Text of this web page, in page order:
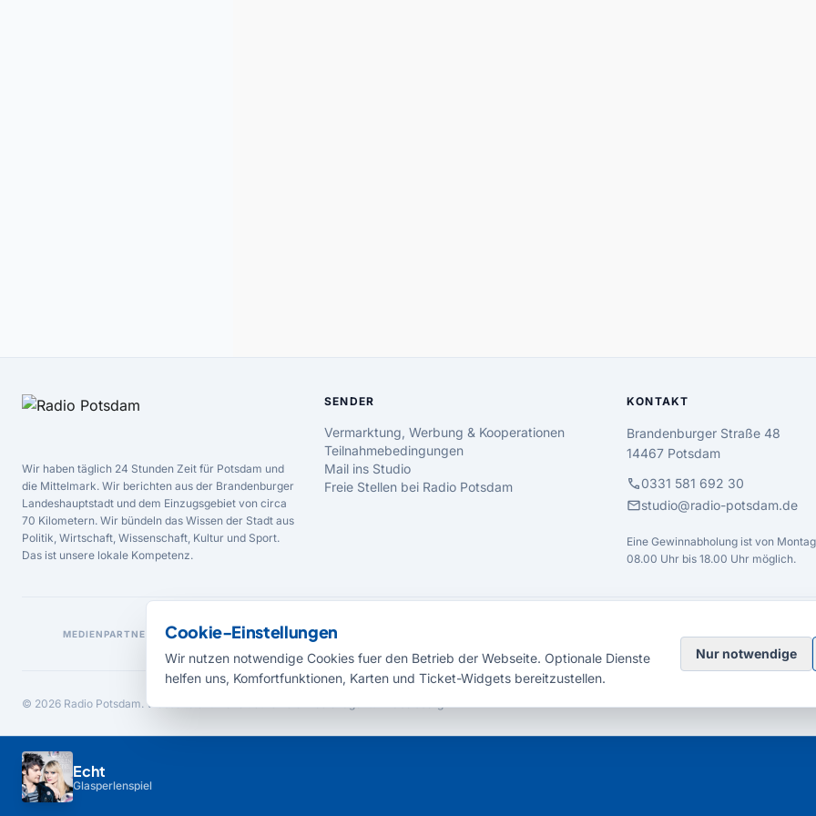
Echt
Glasperlenspiel
Wir haben täglich 24 Stunden Zeit für Potsdam und
die Mittelmark. Wir berichten aus der Brandenburger
Landeshauptstadt und dem Einzugsgebiet von circa
70 Kilometern. Wir bündeln das Wissen der Stadt aus
Politik, Wirtschaft, Wissenschaft, Kultur und Sport.
Das ist unsere lokale Kompetenz.
SENDER
Vermarktung, Werbung & Kooperationen
Teilnahmebedingungen
Mail ins Studio
Freie Stellen bei Radio Potsdam
KONTAKT
Brandenburger Straße 48
14467 Potsdam
call0331 581 692 30
mailstudio@radio-potsdam.de
Eine Gewinnabholung ist von
08.00 Uhr bis 18.00 Uhr möglich.
MEDIENPARTNER
© 2026 Radio Potsdam. Webseite entwickelt durch dieMedienagentur Babelsberg
Cookie-Einstellungen
Wir nutzen notwendige Cookies fuer den Betrieb der Webseite. Optionale Dienste
helfen uns, Komfortfunktionen, Karten und Ticket-Widgets bereitzustellen.
Nur notwendige